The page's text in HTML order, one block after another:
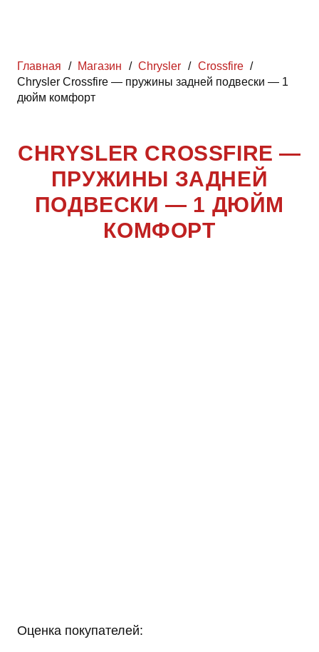
Главная / Магазин / Chrysler / Crossfire /
Chrysler Crossfire — пружины задней подвески — 1
дюйм комфорт
CHRYSLER CROSSFIRE —
ПРУЖИНЫ ЗАДНЕЙ
ПОДВЕСКИ — 1 ДЮЙМ
КОМФОРТ
Оценка покупателей: